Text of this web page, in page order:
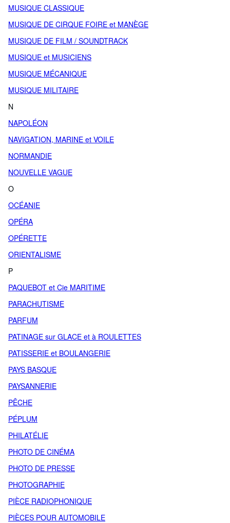
MUSIQUE CLASSIQUE
MUSIQUE DE CIRQUE FOIRE et MANÈGE
MUSIQUE DE FILM / SOUNDTRACK
MUSIQUE et MUSICIENS
MUSIQUE MÉCANIQUE
MUSIQUE MILITAIRE
N
NAPOLÉON
NAVIGATION, MARINE et VOILE
NORMANDIE
NOUVELLE VAGUE
O
OCÉANIE
OPÉRA
OPÉRETTE
ORIENTALISME
P
PAQUEBOT et Cie MARITIME
PARACHUTISME
PARFUM
PATINAGE sur GLACE et à ROULETTES
PATISSERIE et BOULANGERIE
PAYS BASQUE
PAYSANNERIE
PÊCHE
PÉPLUM
PHILATÉLIE
PHOTO DE CINÉMA
PHOTO DE PRESSE
PHOTOGRAPHIE
PIÈCE RADIOPHONIQUE
PIÈCES POUR AUTOMOBILE